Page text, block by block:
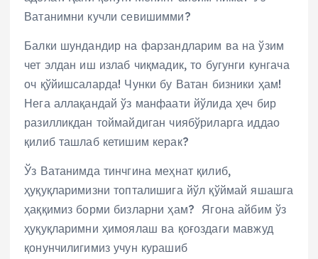
Ватанимни кучли севишимми?
Балки шундандир на фарзандларим ва на ўзим
чет элдан иш излаб чиқмадик, то бугунги кунгача
оч қўйишсаларда! Чунки бу Ватан бизники ҳам!
Нега аллақандай ўз манфаати йўлида ҳеч бир
разилликдан тоймайдиган чиябўриларга иддао
қилиб ташлаб кетишим керак?
Ўз Ватанимда тинчгина меҳнат қилиб,
ҳуқуқларимизни топталишига йўл қўймай яшашга
ҳаққимиз борми бизларни ҳам? Ягона айбим ўз
ҳуқуқларимни ҳимоялаш ва қоғоздаги мавжуд
қонунчилигимиз учун курашиб